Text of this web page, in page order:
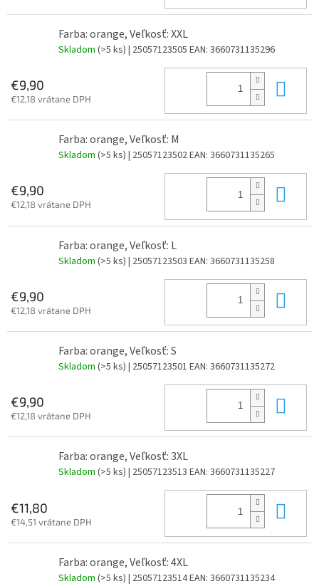
Farba: orange, Veľkosť: XXL
Skladom (>5 ks) | 25057123505 EAN: 3660731135296
€9,90
€12,18 vrátane DPH
Farba: orange, Veľkosť: M
Skladom (>5 ks) | 25057123502EAN: 3660731135265
€9,90
€12,18 vrátane DPH
Farba: orange, Veľkosť: L
Skladom (>5 ks) | 25057123503 EAN: 3660731135258
€9,90
€12,18 vrátane DPH
Farba: orange, Veľkosť: S
Skladom (>5 ks) | 25057123501 EAN: 3660731135272
€9,90
€12,18 vrátane DPH
Farba: orange, Veľkosť: 3XL
Skladom (>5 ks) | 25057123513 EAN: 3660731135227
€11,80
€14,51 vrátane DPH
Farba: orange, Veľkosť: 4XL
Skladom (>5 ks) | 25057123514EAN: 3660731135234